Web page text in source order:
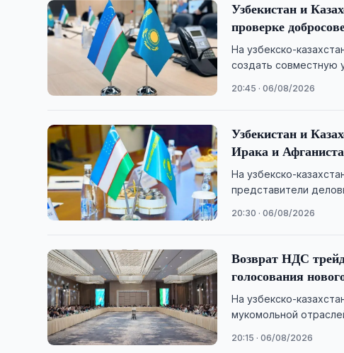
Узбекистан и
проверке
На узбекско-
создать совместную
20:45 · 06/08/2026
Узбекистан и
Ирака и
На узбекско-
представители
20:30 · 06/08/2026
Возврат НДС
голосования
На узбекско-
мукомольной
20:15 · 06/08/2026